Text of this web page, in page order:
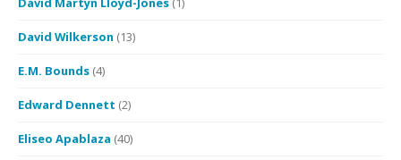
David Wilkerson (13)
E.M. Bounds (4)
Edward Dennett (2)
Eliseo Apablaza (40)